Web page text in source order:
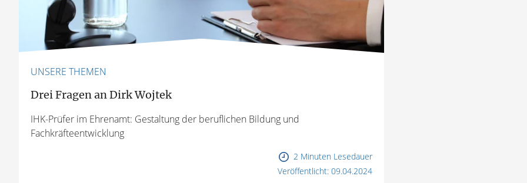
UNSERE THEMEN
Drei Fragen an Dirk Wojtek
IHK-Prüfer im Ehrenamt: Gestaltung der beruflichen Bildung und
Fachkräfteentwicklung
2 Minuten Lesedauer
Veröffentlicht: 09.04.2024